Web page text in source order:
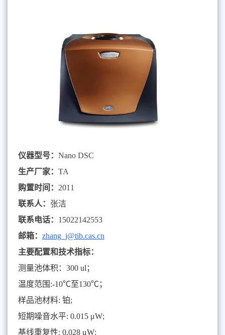
仪器型号： Nano DSC
生产厂家： TA
购置时间： 2011
联系人： 张洁
联系电话： 15022142553
邮箱： zhang_j@tib.cas.cn
主要配置和技术指标：
测量池体积： 300 ul ；
温度范围 :-10℃至130℃ ；
样品池材料: 铂;
短期噪音水平: 0.015 μW;
基线重复性: 0.028 μW;